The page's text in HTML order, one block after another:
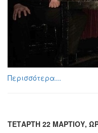
Περισσότερα...
ΤΕΤΑΡΤΗ 22 ΜΑΡΤΙΟΥ,